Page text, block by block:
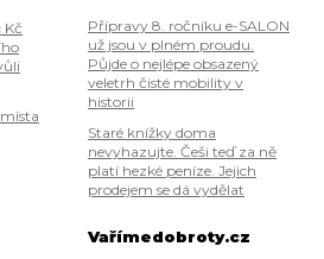
Kč
Přípravy 8. ročníku e-SALON
už jsou v plném proudu.
Půjde o nejlépe obsazený
veletrh čisté mobility v
historii
Staré knížky doma
nevyhazujte. Češi teď za ně
platí hezké peníze. Jejich
prodejem se dá vydělat
Vařímedobroty.cz